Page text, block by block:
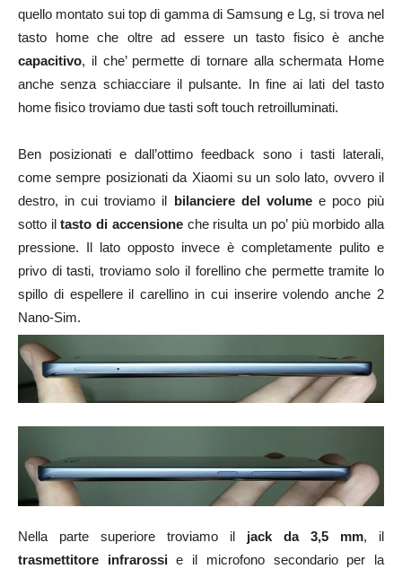
quello montato sui top di gamma di Samsung e Lg, si trova nel
tasto home che oltre ad essere un tasto fisico è anche
capacitivo, il che’ permette di tornare alla schermata Home
anche senza schiacciare il pulsante. In fine ai lati del tasto
home fisico troviamo due tasti soft touch retroilluminati.
Ben posizionati e dall’ottimo feedback sono i tasti laterali,
come sempre posizionati da Xiaomi su un solo lato, ovvero il
destro, in cui troviamo il bilanciere del volumee poco più
sotto iltasto di accensioneche risulta un po’ più morbido alla
pressione. Il lato opposto invece è completamente pulito e
privo di tasti, troviamo solo il forellino che permette tramite lo
spillo di espellere il carellino in cui inserire volendo anche 2
Nano-Sim.
Nella parte superiore troviamo il jack da 3,5 mm, il
trasmettitore infrarossie il microfono secondario per la